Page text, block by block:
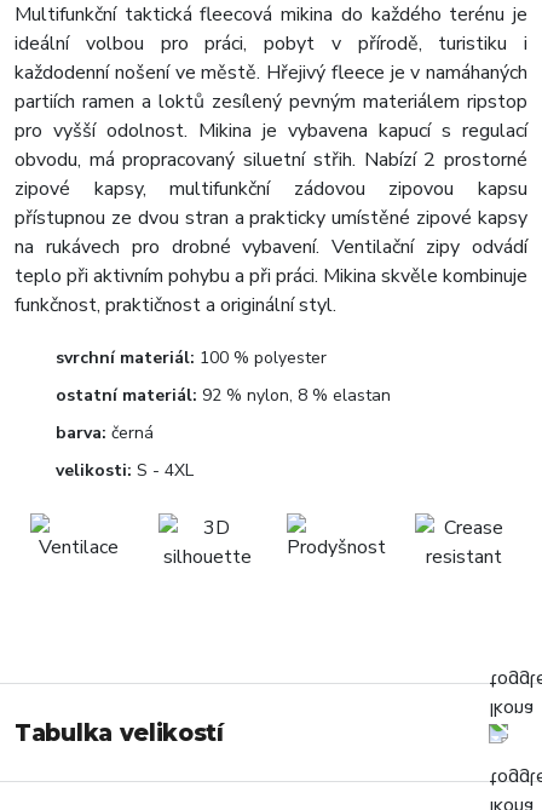
Multifunkční taktická fleecová mikina do každého terénu je
ideální volbou pro práci, pobyt v přírodě, turistiku i
každodenní nošení ve městě. Hřejivý fleece je v namáhaných
partiích ramen a loktů zesílený pevným materiálem ripstop
pro vyšší odolnost. Mikina je vybavena kapucí s regulací
obvodu, má propracovaný siluetní střih. Nabízí 2 prostorné
zipové kapsy, multifunkční zádovou zipovou kapsu
přístupnou ze dvou stran a prakticky umístěné zipové kapsy
na rukávech pro drobné vybavení. Ventilační zipy odvádí
teplo při aktivním pohybu a při práci. Mikina skvěle kombinuje
funkčnost, praktičnost a originální styl.
svrchní materiál: 100 % polyester
ostatní materiál: 92 % nylon, 8 % elastan
barva: černá
velikosti: S - 4XL
Tabulka velikostí